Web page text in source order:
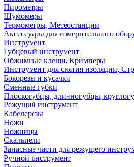
Пирометры
Шумомеры
Термометры, Метеостанции
Аксессуары для измерительного
Инструмент
Губцевый инструмент
Обжимные клещи, Кримперы
Инструмент для снятия изоляции,
Бокорезы и кусачки
Сменные губки
Плоскогубцы, длинногубцы,
Режущий инструмент
Кабелерезы
Ножи
Ножницы
Скальпели
Запасные части для режущего
Ручной инструмент